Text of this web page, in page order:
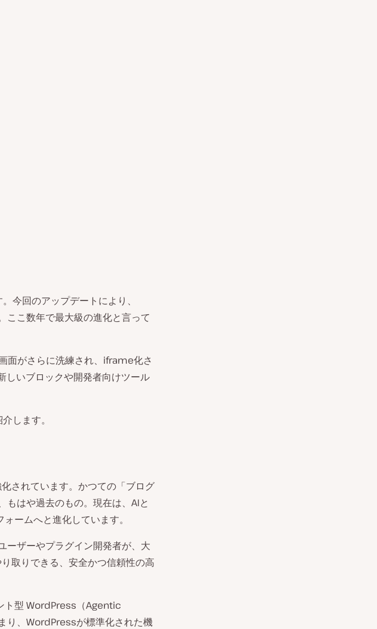
今回のアップデートにより、
こ数年で最大級の進化と言って
面がさらに洗練され、iframe化さ
しいブロックや開発者向けツール
します。
されています。かつての「ブログ
はや過去のもの。現在は、AIと
ームへと進化しています。
ザーやプラグイン開発者が、大
取りできる、安全かつ信頼性の高
ト型 WordPress（Agentic
り、WordPressが標準化された機